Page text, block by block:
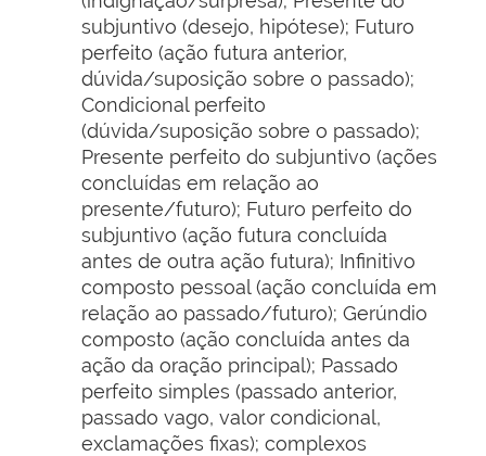
subjuntivo (desejo, hipótese); Futuro
perfeito (ação futura anterior,
dúvida/suposição sobre o passado);
Condicional perfeito
(dúvida/suposição sobre o passado);
Presente perfeito do subjuntivo (ações
concluídas em relação ao
presente/futuro); Futuro perfeito do
subjuntivo (ação futura concluída
antes de outra ação futura); Infinitivo
composto pessoal (ação concluída em
relação ao passado/futuro); Gerúndio
composto (ação concluída antes da
ação da oração principal); Passado
perfeito simples (passado anterior,
passado vago, valor condicional,
exclamações fixas); complexos